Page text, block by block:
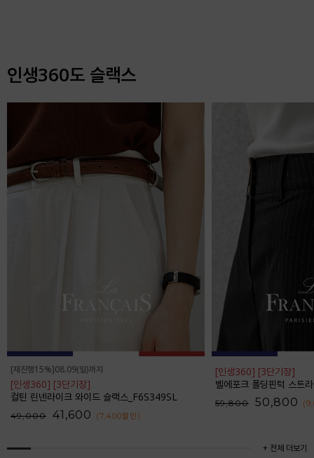
인생360도 슬랙스
[재진행15%]08.09(일)까지
[인생360] [3단기장]
컬틴 린넨라이크 와이드 슬랙스_F6S349SL
49,000 41,600 (7,400할인 )
[인생360] [3단기장]
벨에포크 폴딩핀턱 스트라이
59,800 50,800
+ 전체 더보기